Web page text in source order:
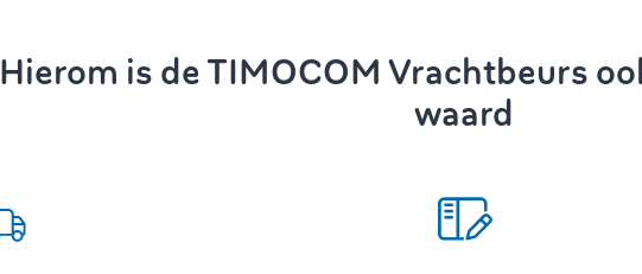
Hierom is de TIMOCOM Vrachtbeurs
waard